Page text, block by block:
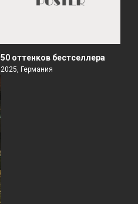
50 оттенков бестселлера
2025, Германия